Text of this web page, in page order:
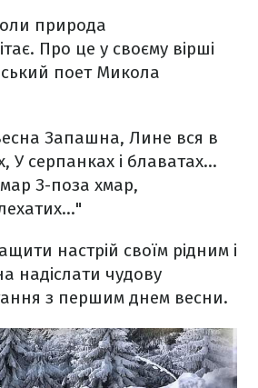
природа
Про це у своєму вірші
поет Микола
Запашна, Лине вся в
У серпанках і блаватах…
З-поза хмар,
настрій своїм рідним і
надіслати чудову
з першим днем весни.